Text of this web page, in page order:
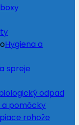
Hygiena a
spreje
odpad
a pomôcky
rohože